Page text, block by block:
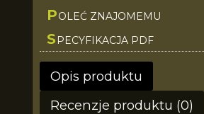
POLEĆ ZNAJOMEMU
S PECYFIKACJA PDF
Opis produktu
Recenzje produktu (0)